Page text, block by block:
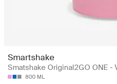
Smartshake
Smatshake Original2GO ONE -
800 ML